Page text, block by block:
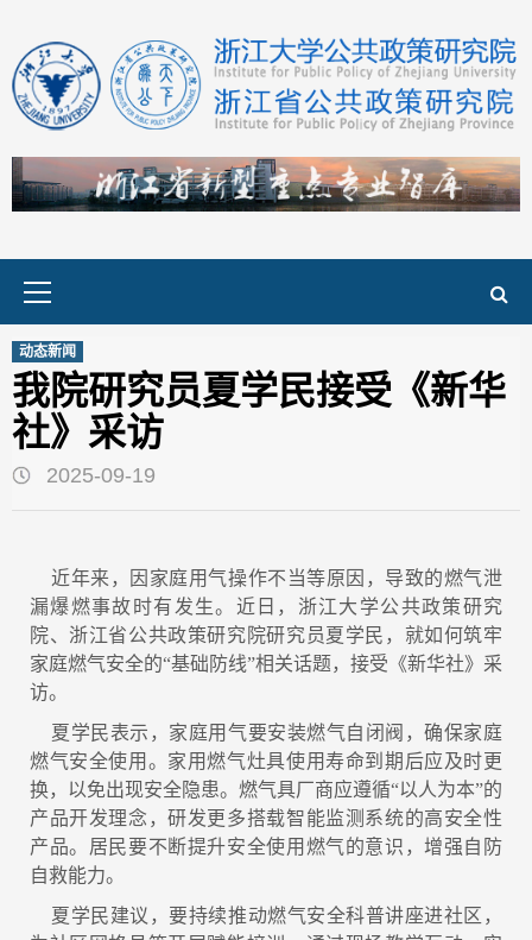
content
动态新闻
我院研究员夏学民接受《新华
社》采访
2025-09-19
近年来，因家庭用气操作不当等原因，导致的燃气泄
漏爆燃事故时有发生。近日，浙江大学公共政策研究
院、浙江省公共政策研究院研究员夏学民，就如何筑牢
家庭燃气安全的“基础防线”相关话题，接受《新华社》采
访。
夏学民表示，家庭用气要安装燃气自闭阀，确保家庭
燃气安全使用。家用燃气灶具使用寿命到期后应及时更
换，以免出现安全隐患。燃气具厂商应遵循“以人为本”的
产品开发理念，研发更多搭载智能监测系统的高安全性
产品。居民要不断提升安全使用燃气的意识，增强自防
自救能力。
夏学民建议，要持续推动燃气安全科普讲座进社区，